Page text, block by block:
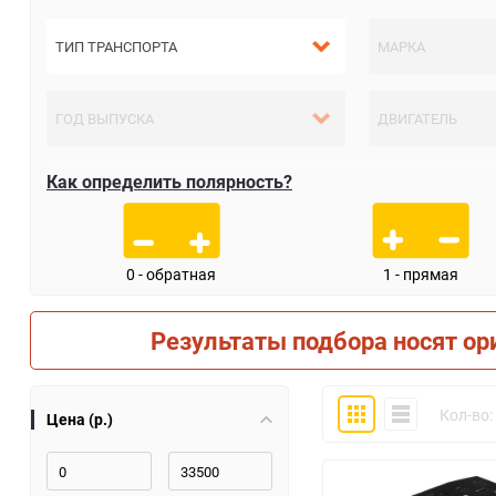
Как определить полярность?
0 - обратная 1 - прямая
Результаты подбора носят
Цена (р.)
ПлиткаКомпактноКол-во:
30